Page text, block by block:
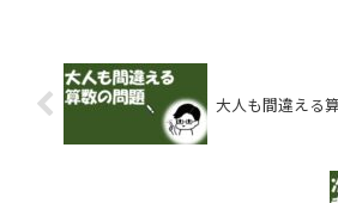
大人も間違える